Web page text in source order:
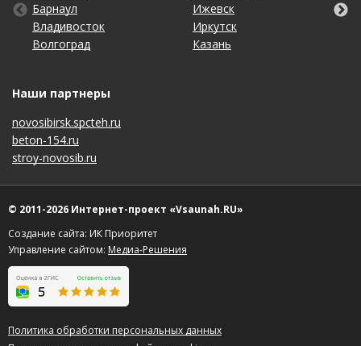
Барнаул
Владивосток
Волгоград
Ижевск
Иркутск
Казань
Киров
Краснодар
Красноярск
Москва
Набережные Челны
Нижний Новгород
Пенза
Пермь
Ростов-на-Дону
Санкт-Петербург
Саратов
Ставрополь
Тула
Тюмень
Ульяновск
Чебоксары
Челябинск
Ярославль
Наши партнеры
novosibirsk.spcteh.ru
beton-154.ru
stroy-novosib.ru
© 2011-2026 Интернет-проект «Vsaunah.RU»
Создание сайта: ИК Приоритет
Управление сайтом: Медиа-Решения
Политика обработки персональных данных